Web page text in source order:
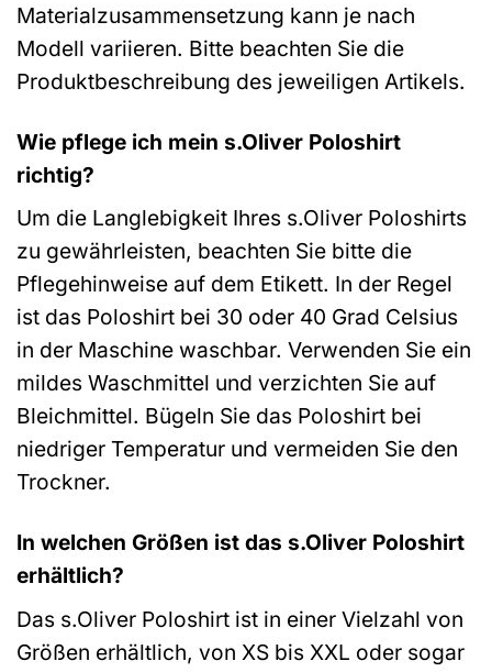
Materialzusammensetzung kann je nach
Modell variieren. Bitte beachten Sie die
Produktbeschreibung des jeweiligen Artikels.
Wie pflege ich mein s.Oliver Poloshirt
richtig?
Um die Langlebigkeit Ihres s.Oliver Poloshirts
zu gewährleisten, beachten Sie bitte die
Pflegehinweise auf dem Etikett. In der Regel
ist das Poloshirt bei 30 oder 40 Grad Celsius
in der Maschine waschbar. Verwenden Sie ein
mildes Waschmittel und verzichten Sie auf
Bleichmittel. Bügeln Sie das Poloshirt bei
niedriger Temperatur und vermeiden Sie den
Trockner.
In welchen Größen ist das s.Oliver Poloshirt
erhältlich?
Das s.Oliver Poloshirt ist in einer Vielzahl von
Größen erhältlich, von XS bis XXL oder sogar